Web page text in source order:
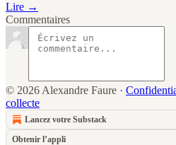
Lire →
Commentaires
© 2026 Alexandre Faure ·
collecte
Lancez votre Substack
Obtenir l’appli